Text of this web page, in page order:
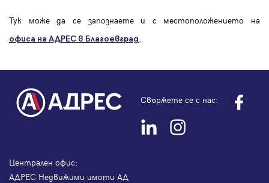
Тук може да се запознаете и с местоположението на
офиса на АДРЕС в Благоевград
Свържете се с нас:
Централен офис:
АДРЕС Недвижими имоти АД